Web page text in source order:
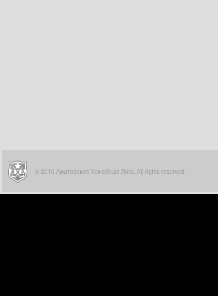
© 2010 Аматорская Хоккейная Лига. All rights reserved.